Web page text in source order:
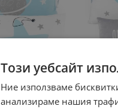
Този уебсайт
Ние използваме
анализираме нашия